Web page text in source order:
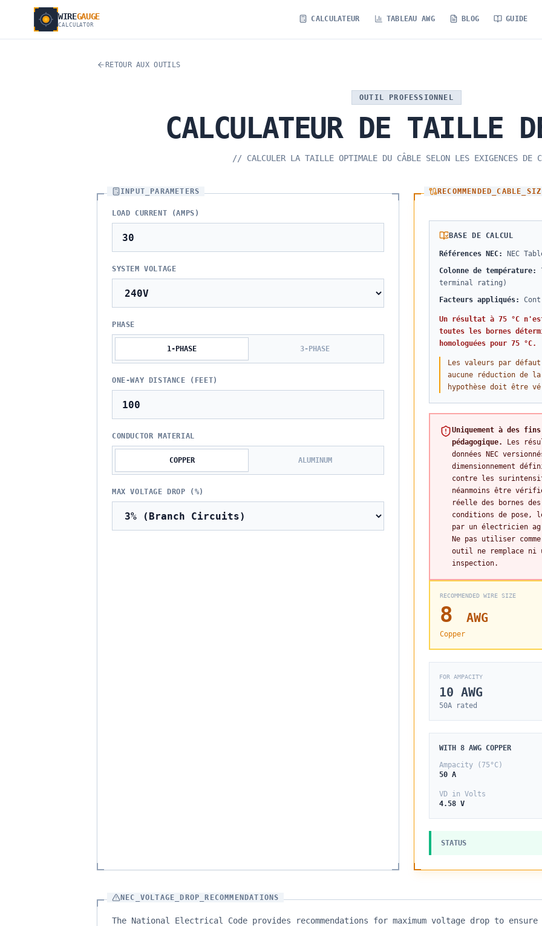
WIREGAUGE
CALCULATOR
CALCULATEUR TABLEAU AWG BLOG GUIDE
RETOUR AUX OUTILS
OUTIL PROFESSIONNEL
CALCULATEUR DE TAILLE
// CALCULER LA TAILLE OPTIMALE DU CÂBLE SELON LES EXIGENCES DE
INPUT_PARAMETERS
LOAD CURRENT (AMPS)
SYSTEM VOLTAGE
PHASE
1-PHASE 3-PHASE
ONE-WAY DISTANCE (FEET)
CONDUCTOR MATERIAL
COPPER ALUMINUM
MAX VOLTAGE DROP (%)
BASE DE CALCUL
Références NEC:
NEC
Colonne de température:
terminal rating)
Facteurs appliqués:
Un résultat à 75 °C
toutes les bornes
homologuées pour 75 °C.
Les valeurs par
aucune réduction de
hypothèse doit être
Uniquement à des
pédagogique.
Les
données NEC
dimensionnement
contre les
néanmoins être
réelle des bornes
conditions de pose,
par un électricien
Ne pas utiliser
outil ne remplace ni
inspection.
RECOMMENDED WIRE SIZE
8 AWG
Copper
FOR AMPACITY
10 AWG
50A rated
WITH 8 AWG COPPER
Ampacity (75°C)
50 A
VD in Volts
4.58 V
STATUS
NEC_VOLTAGE_DROP_RECOMMENDATIONS
The National Electrical Code provides recommendations for maximum voltage drop to